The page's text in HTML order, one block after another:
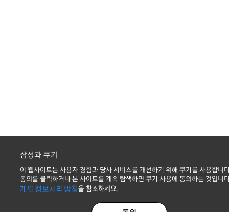
삼성과 쿠키
이 웹사이트는 사용자 경험과 당사 서비스를 개선하기 위해 쿠키를 사용합니
동의를 클릭하거나 본 사이트를 계속 탐색하면 쿠키 사용에 동의하는 것입니
개인정보처리방침을 참조하세요.